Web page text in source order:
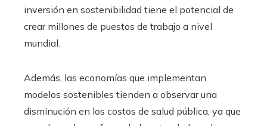
inversión en sostenibilidad tiene el potencial de
crear millones de puestos de trabajo a nivel
mundial.
Además, las economías que implementan
modelos sostenibles tienden a observar una
disminución en los costos de salud pública, ya que